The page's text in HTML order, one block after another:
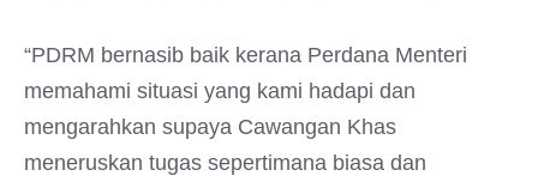
“PDRM bernasib baik kerana Perdana Menteri
memahami situasi yang kami hadapi dan
mengarahkan supaya Cawangan Khas
meneruskan tugas sepertimana biasa dan